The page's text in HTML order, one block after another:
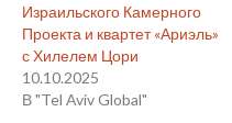
Израильского Камерного
Проекта и квартет «Ариэль»
с Хилелем Цори
10.10.2025
В "Tel Aviv Global"